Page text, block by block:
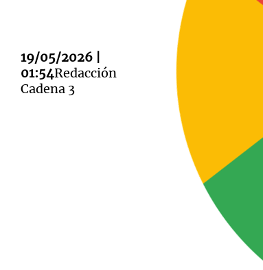
19/05/2026 |
01:54Redacción
Cadena 3
Notas
Mundial 2026